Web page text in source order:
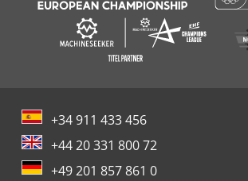
+34 911 433 456
+44 20 331 800 72
+49 201 857 861 0